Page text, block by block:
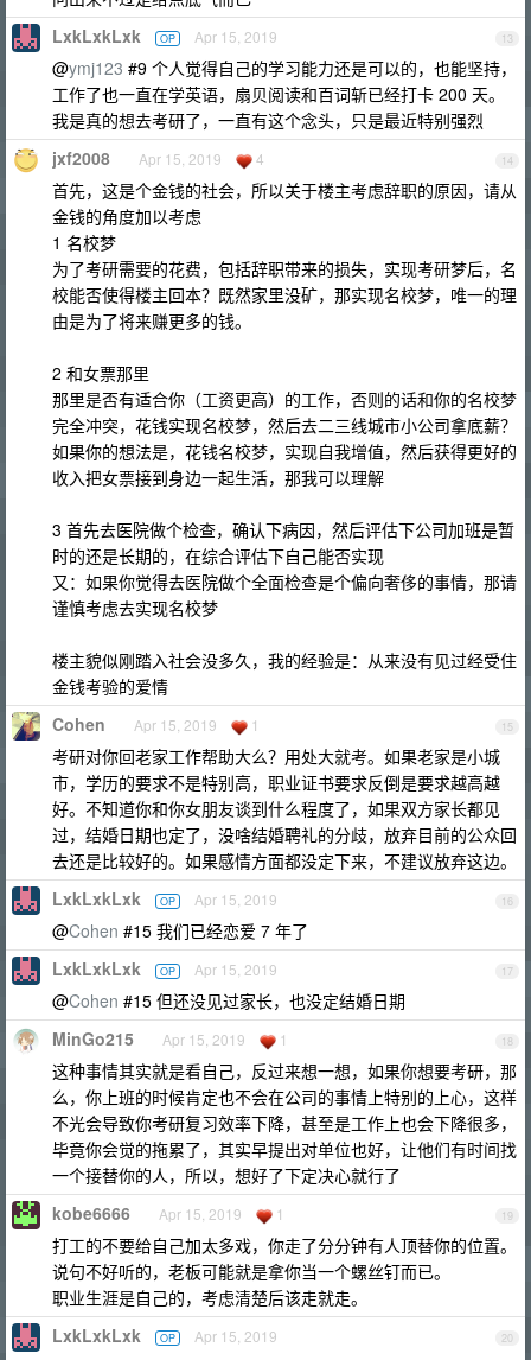
13
LxkLxkLxk OP Apr 15, 2019
@ymj123 #9 个人觉得自己的学习能力还是可以的，也能坚持，
工作了也一直在学英语，扇贝阅读和百词斩已经打卡 200 天。
我是真的想去考研了，一直有这个念头，只是最近特别强烈
14
jxf2008 Apr 15, 2019 4
首先，这是个金钱的社会，所以关于楼主考虑辞职的原因，请从
金钱的角度加以考虑
1 名校梦
为了考研需要的花费，包括辞职带来的损失，实现考研梦后，名
校能否使得楼主回本？既然家里没矿，那实现名校梦，唯一的理
由是为了将来赚更多的钱。
2 和女票那里
那里是否有适合你（工资更高）的工作，否则的话和你的名校梦
完全冲突，花钱实现名校梦，然后去二三线城市小公司拿底薪？
如果你的想法是，花钱名校梦，实现自我增值，然后获得更好的
收入把女票接到身边一起生活，那我可以理解
3 首先去医院做个检查，确认下病因，然后评估下公司加班是暂
时的还是长期的，在综合评估下自己能否实现
又：如果你觉得去医院做个全面检查是个偏向奢侈的事情，那请
谨慎考虑去实现名校梦
楼主貌似刚踏入社会没多久，我的经验是：从来没有见过经受住
金钱考验的爱情
15
Cohen Apr 15, 2019 1
考研对你回老家工作帮助大么？用处大就考。如果老家是小城
市，学历的要求不是特别高，职业证书要求反倒是要求越高越
好。不知道你和你女朋友谈到什么程度了，如果双方家长都见
过，结婚日期也定了，没啥结婚聘礼的分歧，放弃目前的公众回
去还是比较好的。如果感情方面都没定下来，不建议放弃这边。
16
LxkLxkLxk OP Apr 15, 2019
@Cohen #15 我们已经恋爱 7 年了
17
LxkLxkLxk OP Apr 15, 2019
@Cohen #15 但还没见过家长，也没定结婚日期
18
MinGo215 Apr 15, 2019 1
这种事情其实就是看自己，反过来想一想，如果你想要考研，那
么，你上班的时候肯定也不会在公司的事情上特别的上心，这样
不光会导致你考研复习效率下降，甚至是工作上也会下降很多，
毕竟你会觉的拖累了，其实早提出对单位也好，让他们有时间找
一个接替你的人，所以，想好了下定决心就行了
19
kobe6666 Apr 15, 2019 1
打工的不要给自己加太多戏，你走了分分钟有人顶替你的位置。
说句不好听的，老板可能就是拿你当一个螺丝钉而已。
职业生涯是自己的，考虑清楚后该走就走。
20
LxkLxkLxk OP Apr 15, 2019